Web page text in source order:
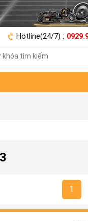
Hotline(24/7) :
1